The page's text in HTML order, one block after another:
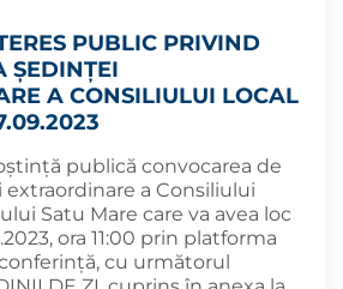
PUBLIC PRIVIND
ȘEDINȚEI
A CONSILIULUI LOCAL
publică convocarea de
a Consiliului
Satu Mare care va avea loc
ora 11:00 prin platforma
cu următorul